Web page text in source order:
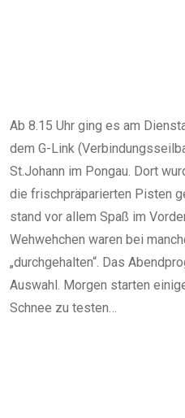
Ab 8.15 Uhr ging es am
dem G-Link
St.Johann im Pongau. Dort
die frischpräparierten Pisten
stand vor allem Spaß im
Wehwehchen waren bei
„durchgehalten“. Das
Auswahl. Morgen starten
Schnee zu testen…